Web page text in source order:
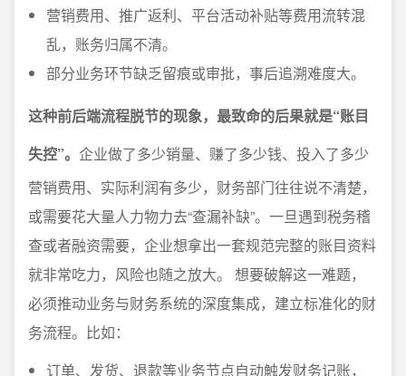
营销费用、推广返利、平台活动补贴等费用流转混
乱，账务归属不清。
部分业务环节缺乏留痕或审批，事后追溯难度大。
这种前后端流程脱节的现象，最致命的后果就是“账目
失控”。 企业做了多少销量、赚了多少钱、投入了多少
营销费用、实际利润有多少，财务部门往往说不清楚，
或需要花大量人力物力去“查漏补缺”。一旦遇到税务稽
查或者融资需要，企业想拿出一套规范完整的账目资料
就非常吃力，风险也随之放大。 想要破解这一难题，
必须推动业务与财务系统的深度集成，建立标准化的财
务流程。比如：
订单、发货、退款等业务节点自动触发财务记账，